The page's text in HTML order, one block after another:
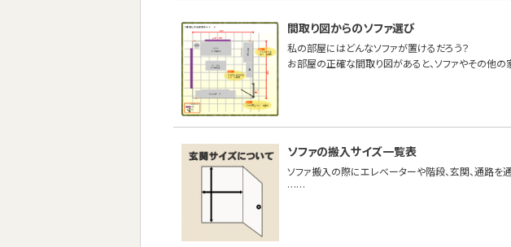
間取り図からのソファ選び
私の部屋にはどんなソファが置けるだろう？
お部屋の正確な間取り図があると、ソファやその他
ソファの搬入サイズ一覧表
ソファ搬入の際にエレベーターや階段、玄関、通路を
……